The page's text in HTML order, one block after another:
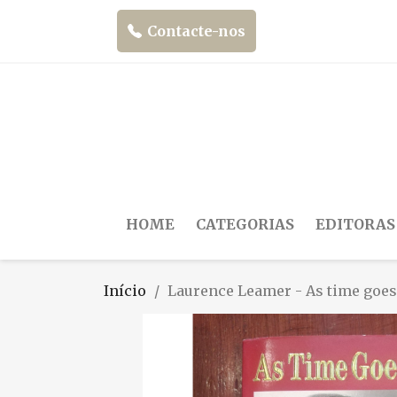
Contacte-nos
HOME CATEGORIAS EDITORAS
Início Laurence Leamer - As time